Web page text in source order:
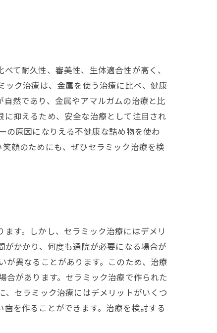
て耐久性、審美性、生体適合性が高く、
ック治療は、金属を使う治療に比べ、健康
然であり、金属やアマルガムの治療と比
抑えるため、安全な治療として注目され
の原因になりえる不健康な詰め物を使わ
顔のためにも、ぜひセラミック治療を検
す。しかし、セラミック治療にはデメリ
かかり、何度も通院が必要になる場合が
が異なることがあります。このため、治療
があります。セラミック治療で作られた
セラミック治療にはデメリットがいくつ
を作ることができます。治療を検討する